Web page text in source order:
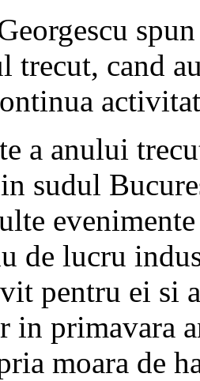
trecut, cand
a anului
sudul
de lucru
pentru ei si
in primavara
moara de